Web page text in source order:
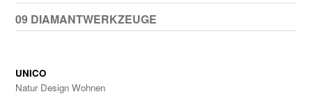
09 DIAMANTWERKZEUGE
UNICO
Natur Design Wohnen